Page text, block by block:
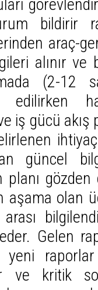
bildirir
araç-
alınır ve
(2-12
edilirken
iş gücü akış
güncel
aşama olan
Gelen
yeni raporlar
ve kritik